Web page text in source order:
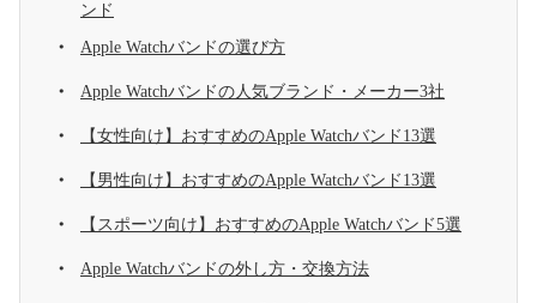
ンド
Apple Watchバンドの選び方
Apple Watchバンドの人気ブランド・メーカー3社
【女性向け】おすすめのApple Watchバンド13選
【男性向け】おすすめのApple Watchバンド13選
【スポーツ向け】おすすめのApple Watchバンド5選
Apple Watchバンドの外し方・交換方法